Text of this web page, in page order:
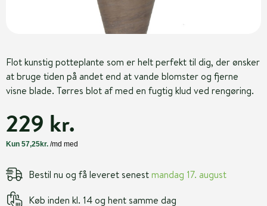
Flot kunstig potteplante som er helt perfekt til dig, der ønsker
at bruge tiden på andet end at vande blomster og fjerne
visne blade. Tørres blot af med en fugtig klud ved rengøring.
229 kr.
Bestil nu og få leveret senestmandag 17. august
Køb inden kl. 14 og hent samme dag